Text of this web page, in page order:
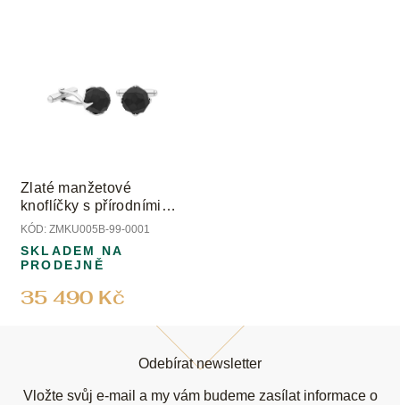
Zlaté manžetové
knoflíčky s přírodními
černými onyxy
KÓD: ZMKU005B-99-0001
35 490 Kč
SKLADEM NA
PRODEJNĚ
Odebírat newsletter
Vložte svůj e-mail a my vám budeme zasílat informace o